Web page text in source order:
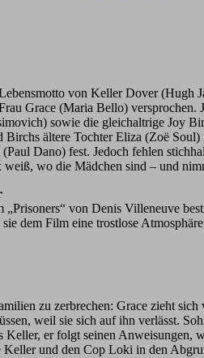
von Keller Dover
Grace (Maria Bello)
sowie die gleichaltrige Joy
ältere Tochter Eliza (Zoë
Dano) fest. Jedoch fehlen
wo die Mädchen sind – und
von Denis Villeneuve
dem Film eine trostlose
zu zerbrechen: Grace zieht
weil sie sich auf ihn verlässt.
er folgt seinen
und den Cop Loki in den